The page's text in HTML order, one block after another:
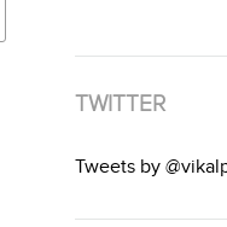
TWITTER
Tweets by